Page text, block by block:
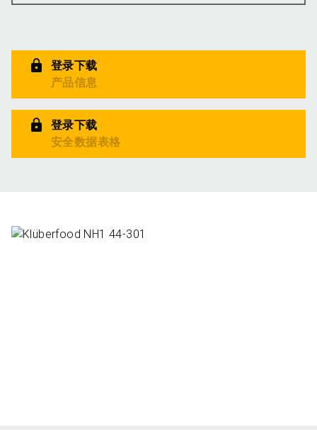
登录下载
产品信息
登录下载
安全数据表格